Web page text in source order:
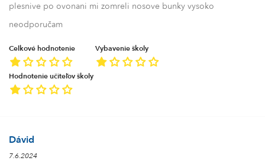
plesnive po ovonani mi zomreli nosove bunky vysoko
neodporučam
Celkové hodnotenie Vybavenie školy
Hodnotenie učiteľov školy
Dávid
7.6.2024